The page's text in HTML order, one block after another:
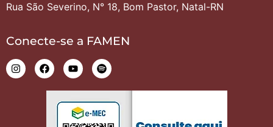
Rua São Severino, N° 18, Bom Pastor, Natal-RN
Conecte-se a FAMEN